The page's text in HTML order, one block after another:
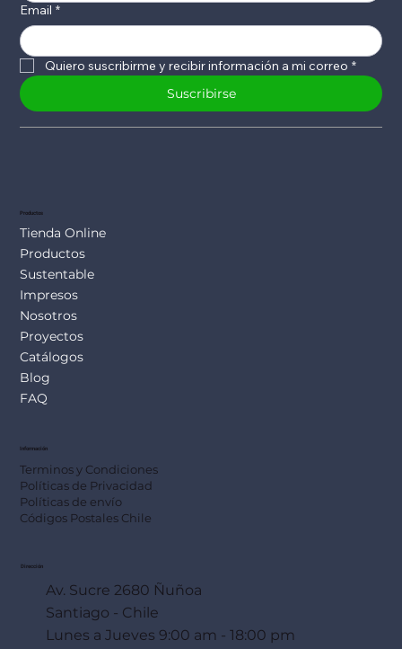
Email *
Quiero suscribirme y recibir información a mi correo *
Suscribirse
Productos
Tienda Online
Productos
Sustentable
Impresos
Nosotros
Proyectos
Catálogos
Blog
FAQ
Información
Terminos y Condiciones
Políticas de Privacidad
Políticas de envío
Códigos Postales Chile
Dirección
Av. Sucre 2680 Ñuñoa
Santiago - Chile
Lunes a Jueves 9:00 am - 18:00 pm